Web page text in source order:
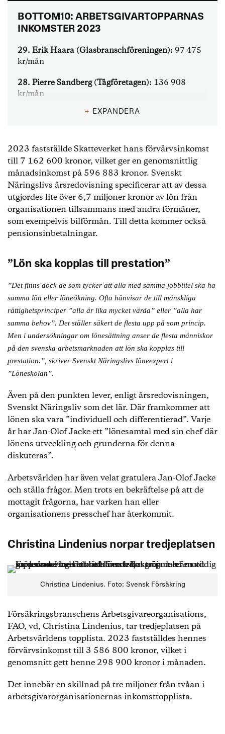
BOTTOM10: ARBETSGIVARTOPPARNAS
INKOMSTER 2023
29. Erik Haara (Glasbranschföreningen): 97 475
kr/mån
28. Pierre Sandberg (Tågföretagen): 136 908
kr/mån
27. Cecilia Nykvist (TEKO):138 558 kr/mån
kr/mån
25. Stefan Koskinen (Almega Tjänsteföretagen):
142 758 kr/mån
24. Tomas Torstensson (EFA/TGA):144 033
kr/mån
23. Åsa Zetterberg (TechSverige):
kr/mån
21. Antje Dedering (Vårdföretagen):147 858
kr/mån
20. Richard Orgård (Säkerhetsföretagen):
148
Källa: Skatteverket (fastställd förvärvsinkomst)
+ EXPANDERA
2023 fastställde Skatteverket hans förvärvsinkomst
till 7 162 600 kronor, vilket ger en genomsnittlig
månadsinkomst på 596 883 kronor. Svenskt
Näringslivs årsredovisning specificerar att av dessa
utgjordes lite över 6,7 miljoner kronor av lön från
organisationen tillsammans med andra förmåner,
som exempelvis bilförmån. Till detta kommer också
pensionsinbetalningar.
”Lön ska kopplas till prestation”
”Det finns dock de som tycker att alla med samma jobbtitel ska ha
samma lön eller löneökning. Ofta hänvisar de till mänskliga
rättighetsprinciper ”alla är lika mycket värda” eller ”alla har
samma behov”. Det ställer säkert de flesta upp på som princip.
Men i undersökningar om lönesättning anser de flesta människor
på den svenska arbetsmarknaden att lön ska kopplas till
prestation.”, skriver Svenskt Näringslivs löneexpert i
”Löneskolan”.
Även på den punkten lever, enligt årsredovisningen,
Svenskt Näringsliv som det lär. Där framkommer att
lönen ska vara ”individuell och differentierad”. Varje
år har Jan-Olof Jacke ett ”lönesamtal med sin chef där
lönens utveckling och grunderna för denna
diskuteras”.
Arbetsvärlden har även velat gratulera Jan-Olof Jacke
och ställa frågor. Men trots en bekräftelse på att de
mottagit frågorna, har varken han eller
organisationens presschef har återkommit.
Christina Lindenius norpar tredjeplatsen
Christina Lindenius. Foto: Svensk Försäkring
Försäkringsbranschens Arbetsgivareorganisations,
FAO, vd, Christina Lindenius, tar tredjeplatsen på
Arbetsvärldens topplista. 2023 fastställdes hennes
förvärvsinkomst till 3 586 800 kronor, vilket i
genomsnitt gett henne 298 900 kronor i månaden.
Det innebär en skillnad på tre miljoner från tvåan i
arbetsgivarorganisationernas inkomsttopplista.